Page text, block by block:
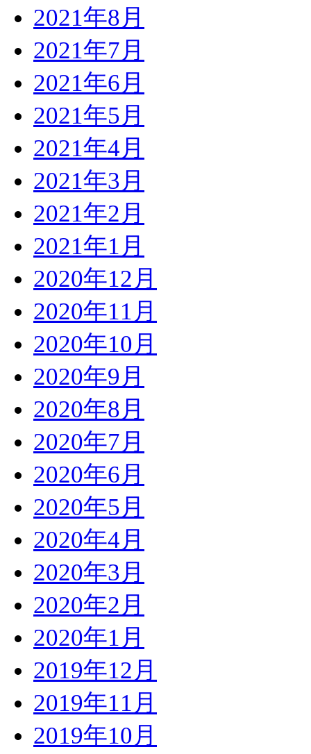
2021年8月
2021年7月
2021年6月
2021年5月
2021年4月
2021年3月
2021年2月
2021年1月
2020年12月
2020年11月
2020年10月
2020年9月
2020年8月
2020年7月
2020年6月
2020年5月
2020年4月
2020年3月
2020年2月
2020年1月
2019年12月
2019年11月
2019年10月